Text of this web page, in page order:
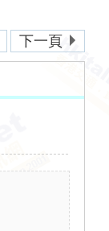
下一頁